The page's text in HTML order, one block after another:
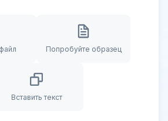
Попробуйте образец
Вставить текст